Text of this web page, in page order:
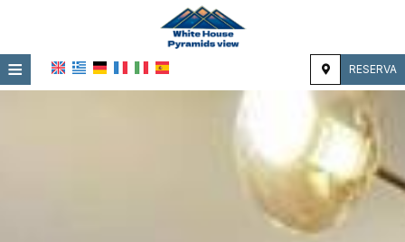
≡ RESERVA
ALOJAMIENTO
INSTALACIONES